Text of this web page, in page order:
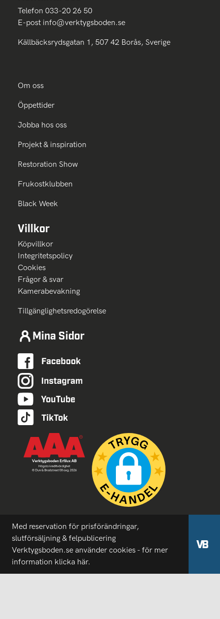
Telefon 033-20 26 50
E-post info@verktygsboden.se
Källbäcksrydsgatan 1, 507 42 Borås, Sverige
Om oss
Öppettider
Jobba hos oss
Projekt & inspiration
Restoration Show
Frukostklubben
Black Week
Villkor
Köpvillkor
Integritetspolicy
Cookies
Frågor & svar
Kamerabevakning
Tillgänglighetsredogörelse
Mina Sidor
Med reservation för prisförändringar,
slutförsäljning & felpublicering
Verktygsboden.se använder cookies - för mer
information klicka här.